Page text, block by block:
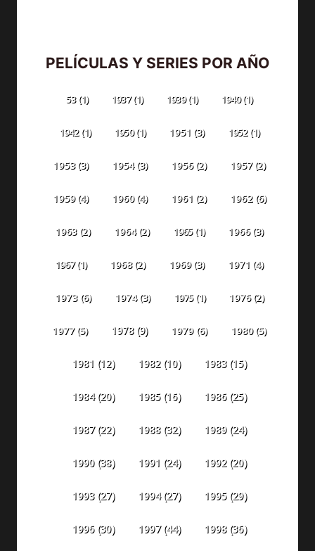
PELÍCULAS Y SERIES POR AÑO
53(1) 1937(1) 1939(1) 1940(1)
1942(1) 1950(1) 1951 (3) 1952(1)
1953(3) 1954(3) 1956(2) 1957(2)
1959(4) 1960(4) 1961 (2) 1962(6)
1963 (2) 1964(2) 1965(1) 1966(3)
1967(1) 1968(2) 1969(3) 1971 (4)
1973(6) 1974(3) 1975(1) 1976(2)
1977(5) 1978(9) 1979(6) 1980(5)
1981 (12) 1982(10) 1983(15)
1984(20) 1985(16) 1986(25)
1987(22) 1988(32) 1989(24)
1990(38) 1991 (24) 1992(20)
1993(27) 1994(27) 1995(29)
1996(30) 1997(44) 1998(36)